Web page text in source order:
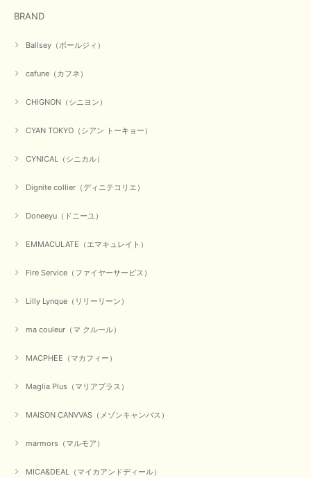
BRAND
Ballsey（ボールジィ）
cafune（カフネ）
CHIGNON（シニヨン）
CYAN TOKYO（シアン トーキョー）
CYNICAL（シニカル）
Dignite collier（ディニテコリエ）
Doneeyu（ドニーユ）
EMMACULATE（エマキュレイト）
Fire Service（ファイヤーサービス）
Lilly Lynque（リリーリーン）
ma couleur（マ クルール）
MACPHEE（マカフィー）
Maglia Plus（マリアプラス）
MAISON CANVVAS（メゾンキャンバス）
marmors（マルモア）
MICA&DEAL（マイカアンドディール）